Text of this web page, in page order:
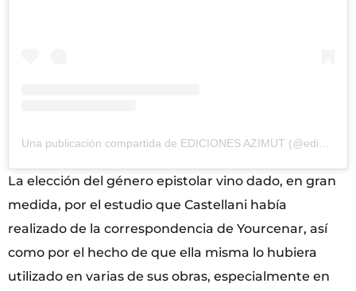
La elección del género epistolar vino dado, en gran
medida, por el estudio que Castellani había
realizado de la correspondencia de Yourcenar, así
como por el hecho de que ella misma lo hubiera
utilizado en varias de sus obras, especialmente en